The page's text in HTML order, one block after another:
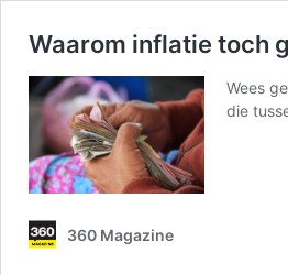
Waarom inflatie toch
Wees
die
360 Magazine